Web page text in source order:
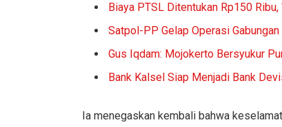
Biaya PTSL Ditentukan Rp150
Satpol-PP Gelap Operasi
Gus Iqdam: Mojokerto Bersyukur
Bank Kalsel Siap Menjadi Bank
Ia menegaskan kembali bahwa